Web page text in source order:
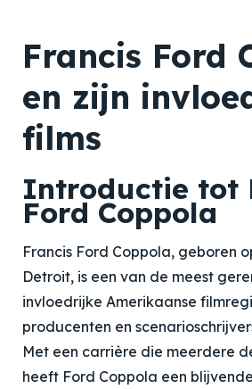
Francis Ford
en zijn
films
Introductie tot
Ford Coppola
Francis Ford Coppola, geboren
Detroit, is een van de meest
invloedrijke Amerikaanse
producenten en
Met een carrière die meerdere
heeft Ford Coppola een